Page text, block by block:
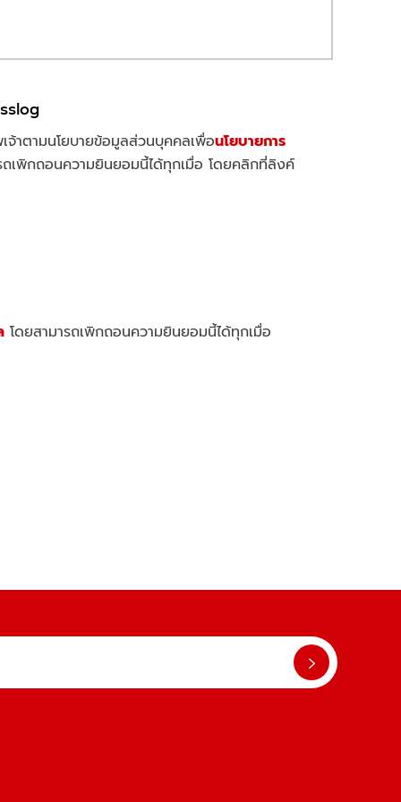
จ้าตามนโยบายข้อมูลส่วนบุคคลเพื่อนโยบายการ
ถเพิกถอนความยินยอมนี้ได้ทุกเมื่อ โดยคลิกที่ลิงค์
โดยสามารถเพิกถอนความยินยอมนี้ได้ทุกเมื่อ